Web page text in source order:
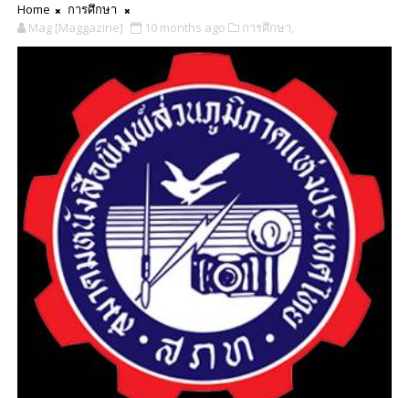
Home
การศึกษา
Mag [Maggazine]
10 months ago การศึกษา,